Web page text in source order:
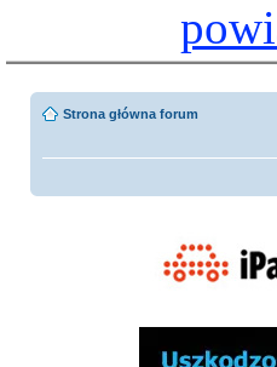
Strona główna forum